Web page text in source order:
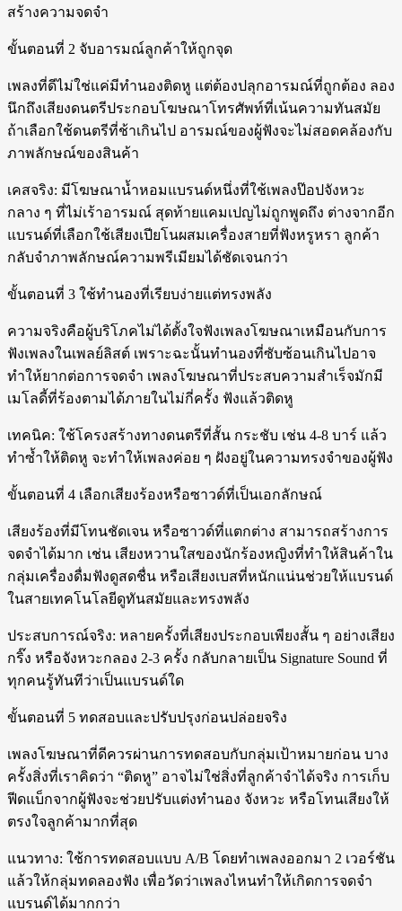
สร้างความจดจำ
ขั้นตอนที่ 2 จับอารมณ์ลูกค้าให้ถูกจุด
เพลงที่ดีไม่ใช่แค่มีทำนองติดหู แต่ต้องปลุกอารมณ์ที่ถูกต้อง ลอง
นึกถึงเสียงดนตรีประกอบโฆษณาโทรศัพท์ที่เน้นความทันสมัย
ถ้าเลือกใช้ดนตรีที่ช้าเกินไป อารมณ์ของผู้ฟังจะไม่สอดคล้องกับ
ภาพลักษณ์ของสินค้า
เคสจริง: มีโฆษณาน้ำหอมแบรนด์หนึ่งที่ใช้เพลงป๊อปจังหวะ
กลาง ๆ ที่ไม่เร้าอารมณ์ สุดท้ายแคมเปญไม่ถูกพูดถึง ต่างจากอีก
แบรนด์ที่เลือกใช้เสียงเปียโนผสมเครื่องสายที่ฟังหรูหรา ลูกค้า
กลับจำภาพลักษณ์ความพรีเมียมได้ชัดเจนกว่า
ขั้นตอนที่ 3 ใช้ทำนองที่เรียบง่ายแต่ทรงพลัง
ความจริงคือผู้บริโภคไม่ได้ตั้งใจฟังเพลงโฆษณาเหมือนกับการ
ฟังเพลงในเพลย์ลิสต์ เพราะฉะนั้นทำนองที่ซับซ้อนเกินไปอาจ
ทำให้ยากต่อการจดจำ เพลงโฆษณาที่ประสบความสำเร็จมักมี
เมโลดี้ที่ร้องตามได้ภายในไม่กี่ครั้ง ฟังแล้วติดหู
เทคนิค: ใช้โครงสร้างทางดนตรีที่สั้น กระชับ เช่น 4-8 บาร์ แล้ว
ทำซ้ำให้ติดหู จะทำให้เพลงค่อย ๆ ฝังอยู่ในความทรงจำของผู้ฟัง
ขั้นตอนที่ 4 เลือกเสียงร้องหรือซาวด์ที่เป็นเอกลักษณ์
เสียงร้องที่มีโทนชัดเจน หรือซาวด์ที่แตกต่าง สามารถสร้างการ
จดจำได้มาก เช่น เสียงหวานใสของนักร้องหญิงที่ทำให้สินค้าใน
กลุ่มเครื่องดื่มฟังดูสดชื่น หรือเสียงเบสที่หนักแน่นช่วยให้แบรนด์
ในสายเทคโนโลยีดูทันสมัยและทรงพลัง
ประสบการณ์จริง: หลายครั้งที่เสียงประกอบเพียงสั้น ๆ อย่างเสียง
กริ๊ง หรือจังหวะกลอง 2-3 ครั้ง กลับกลายเป็น Signature Sound ที่
ทุกคนรู้ทันทีว่าเป็นแบรนด์ใด
ขั้นตอนที่ 5 ทดสอบและปรับปรุงก่อนปล่อยจริง
เพลงโฆษณาที่ดีควรผ่านการทดสอบกับกลุ่มเป้าหมายก่อน บาง
ครั้งสิ่งที่เราคิดว่า “ติดหู” อาจไม่ใช่สิ่งที่ลูกค้าจำได้จริง การเก็บ
ฟีดแบ็กจากผู้ฟังจะช่วยปรับแต่งทำนอง จังหวะ หรือโทนเสียงให้
ตรงใจลูกค้ามากที่สุด
แนวทาง: ใช้การทดสอบแบบ A/B โดยทำเพลงออกมา 2 เวอร์ชัน
แล้วให้กลุ่มทดลองฟัง เพื่อวัดว่าเพลงไหนทำให้เกิดการจดจำ
แบรนด์ได้มากกว่า